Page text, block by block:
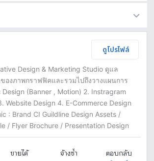
ดูโปรไฟล์
Design & Marketing Studio ดูแล
องภาพกราฟฟิคและรวมไปถึงวางแผนการ
Design (Banner , Motion) 2. Instragram
Website Design 4. E-Commerce Design
: Brand CI Guildline Design Assets /
/ Flyer Brochure / Presentation Design
ขายได้ จ้างซ้ำ ตอบกลับ